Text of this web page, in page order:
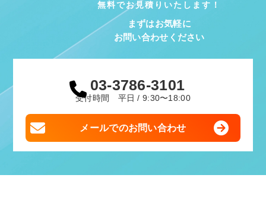
無料でお見積りいたします！
まずはお気軽に
お問い合わせください
03-3786-3101
受付時間 平日 / 9:30〜18:00
メールでのお問い合わせ